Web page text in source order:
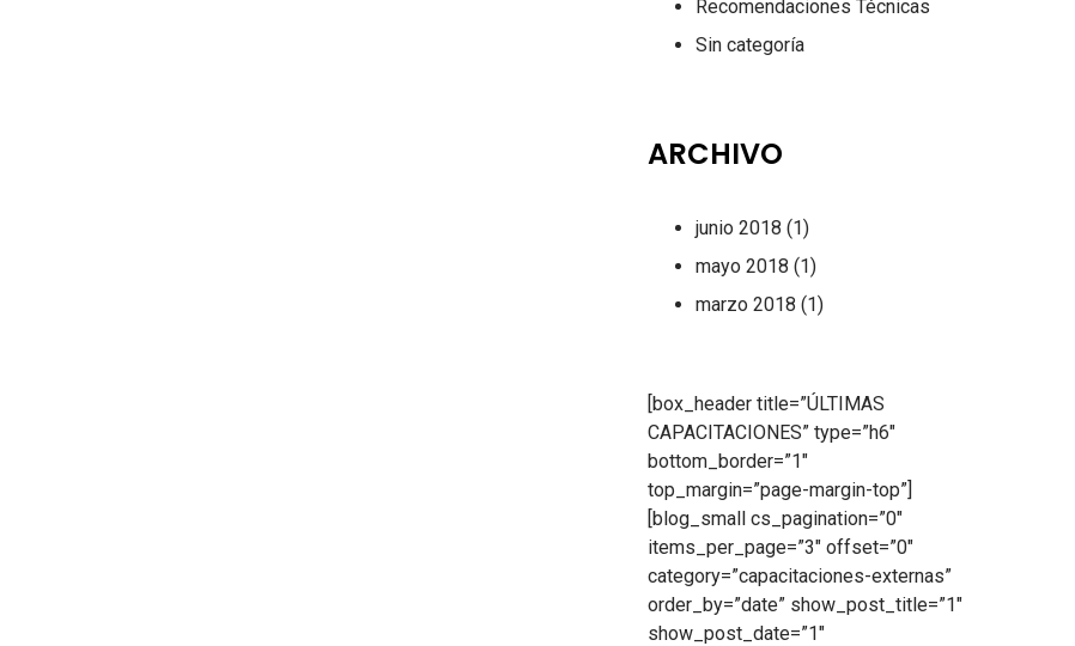
Recomendaciones Técnicas
Sin categoría
ARCHIVO
junio 2018 (1)
mayo 2018 (1)
marzo 2018 (1)
[box_header title=”ÚLTIMAS
CAPACITACIONES” type=”h6″
bottom_border=”1″
top_margin=”page-margin-top”]
[blog_small cs_pagination=”0″
items_per_page=”3″ offset=”0″
category=”capacitaciones-externas”
order_by=”date” show_post_title=”1″
show_post_date=”1″